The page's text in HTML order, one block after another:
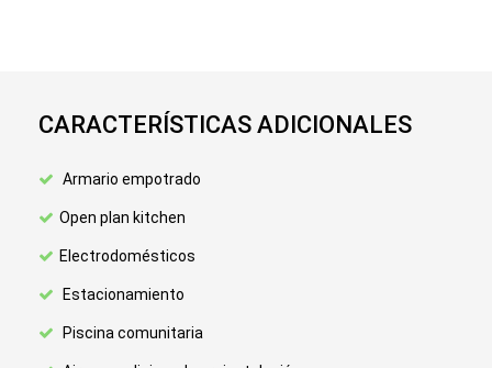
CARACTERÍSTICAS ADICIONALES
Armario empotrado
Open plan kitchen
Electrodomésticos
Estacionamiento
Piscina comunitaria